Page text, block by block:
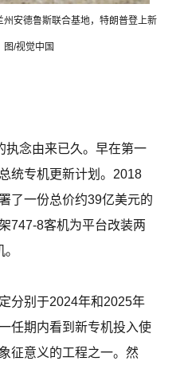
安德鲁斯联合基地，特朗普登上新
图/视觉中国
执念由来已久。早在第一
统专机更新计划。2018
了一份总价约39亿美元的
747-8客机为平台改装两
分别于2024年和2025年
任期内看到新专机投入使
征意义的工程之一。然